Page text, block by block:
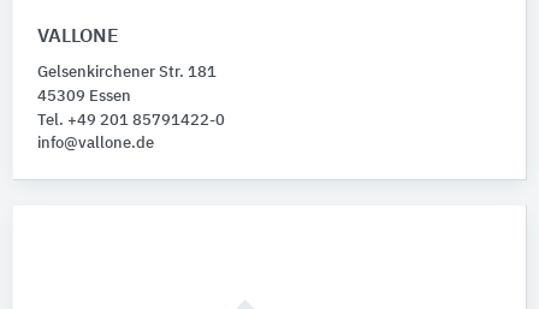
VALLONE
Gelsenkirchener Str. 181
45309 Essen
Tel. +49 201 85791422-0
info@vallone.de